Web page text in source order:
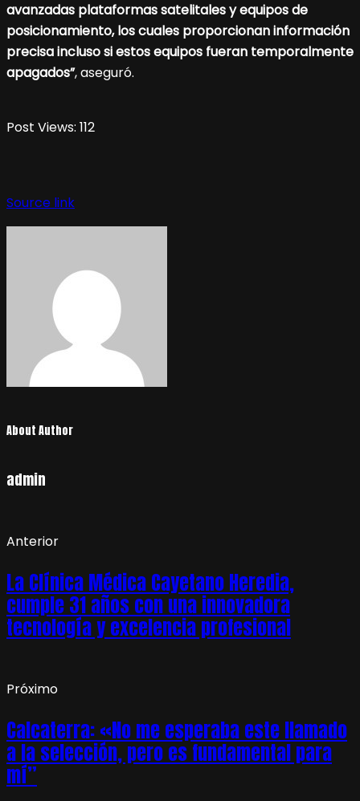
avanzadas plataformas satelitales y equipos de
posicionamiento, los cuales proporcionan información
precisa incluso si estos equipos fueran temporalmente
apagados”, aseguró.
Post Views: 112
Source link
About Author
admin
Anterior
La Clínica Médica Cayetano Heredia,
cumple 31 años con una innovadora
tecnología y excelencia profesional
Próximo
Calcaterra: «No me esperaba este llamado
a la selección, pero es fundamental para
mí”